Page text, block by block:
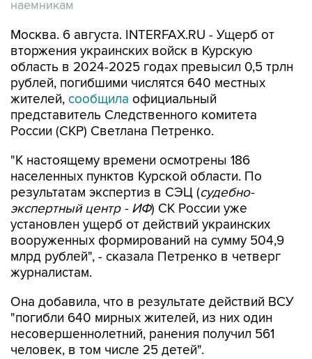
наемникам
Москва. 6 августа. INTERFAX.RU - Ущерб от
вторжения украинских войск в Курскую
область в 2024-2025 годах превысил 0,5 трлн
рублей, погибшими числятся 640 местных
жителей, сообщила официальный
представитель Следственного комитета
России (СКР) Светлана Петренко.
"К настоящему времени осмотрены 186
населенных пунктов Курской области. По
результатам экспертиз в СЭЦ (судебно-
экспертный центр - ИФ) СК России уже
установлен ущерб от действий украинских
вооруженных формирований на сумму 504,9
млрд рублей", - сказала Петренко в четверг
журналистам.
Она добавила, что в результате действий ВСУ
"погибли 640 мирных жителей, из них один
несовершеннолетний, ранения получил 561
человек, в том числе 25 детей".